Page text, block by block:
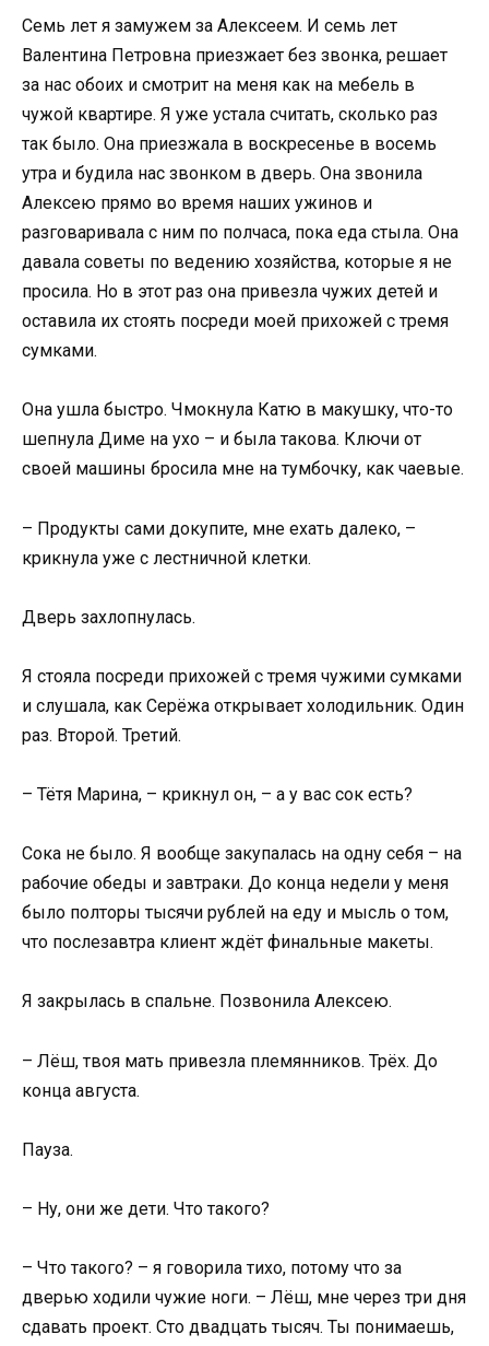
Семь лет я замужем за Алексеем. И семь лет
Валентина Петровна приезжает без звонка, решает
за нас обоих и смотрит на меня как на мебель в
чужой квартире. Я уже устала считать, сколько раз
так было. Она приезжала в воскресенье в восемь
утра и будила нас звонком в дверь. Она звонила
Алексею прямо во время наших ужинов и
разговаривала с ним по полчаса, пока еда стыла. Она
давала советы по ведению хозяйства, которые я не
просила. Но в этот раз она привезла чужих детей и
оставила их стоять посреди моей прихожей с тремя
сумками.
Она ушла быстро. Чмокнула Катю в макушку, что-то
шепнула Диме на ухо – и была такова. Ключи от
своей машины бросила мне на тумбочку, как чаевые.
– Продукты сами докупите, мне ехать далеко, –
крикнула уже с лестничной клетки.
Дверь захлопнулась.
Я стояла посреди прихожей с тремя чужими сумками
и слушала, как Серёжа открывает холодильник. Один
раз. Второй. Третий.
– Тётя Марина, – крикнул он, – а у вас сок есть?
Сока не было. Я вообще закупалась на одну себя – на
рабочие обеды и завтраки. До конца недели у меня
было полторы тысячи рублей на еду и мысль о том,
что послезавтра клиент ждёт финальные макеты.
Я закрылась в спальне. Позвонила Алексею.
– Лёш, твоя мать привезла племянников. Трёх. До
конца августа.
Пауза.
– Ну, они же дети. Что такого?
– Что такого? – я говорила тихо, потому что за
дверью ходили чужие ноги. – Лёш, мне через три дня
сдавать проект. Сто двадцать тысяч. Ты понимаешь,